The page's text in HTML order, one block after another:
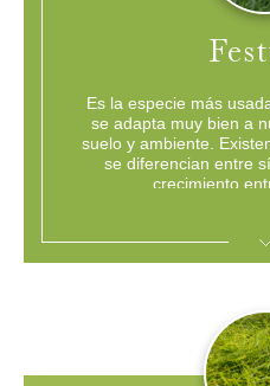
Es la especie más
se adapta muy bien a
suelo y ambiente.
se diferencian entre
crecimiento